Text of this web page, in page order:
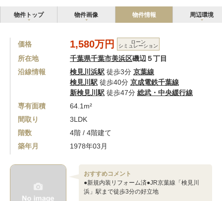
物件トップ 物件画像 物件情報 周辺環境
価格 1,580万円 ローン
シミュレーション
所在地 千葉県千葉市美浜区磯辺５丁目
沿線情報
検見川浜駅 徒歩3分 京葉線
検見川駅 徒歩40分 京成電鉄千葉線
新検見川駅 徒歩47分 総武・中央緩行線
専有面積
64.1m²
間取り
3LDK
階数
4階 / 4階建て
築年月
1978年03月
おすすめコメント
●新規内装リフォーム済●JR京葉線「検見川
浜」駅まで徒歩3分の好立地